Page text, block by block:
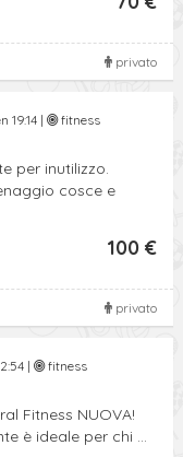
privato
19:14 | fitness
per inutilizzo.
cosce e
100 €
privato
| fitness
Fitness NUOVA!
è ideale per chi ...